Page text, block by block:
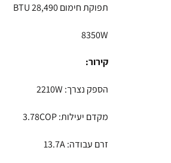
תפוקת חימום BTU 28,490
8350W
קירור:
הספק נצרך: 2210W
מקדם יעילות: 3.78COP
זרם עבודה: 13.7A